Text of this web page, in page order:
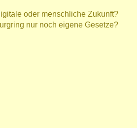
oder menschliche Zukunft?
nur noch eigene Gesetze?